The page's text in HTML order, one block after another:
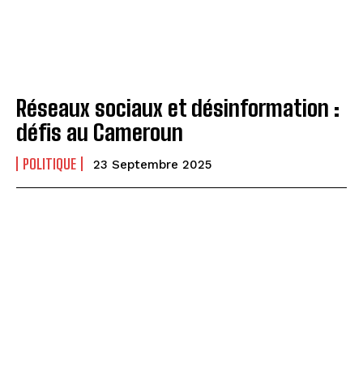
Réseaux sociaux et désinformation :
défis au Cameroun
POLITIQUE 23 Septembre 2025